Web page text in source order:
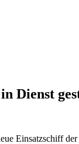
Dienst
Einsatzschiff